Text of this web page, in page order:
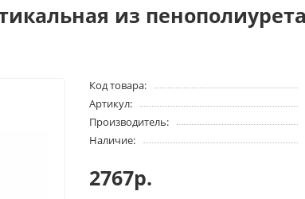
из
Код товара:
Артикул:
Производитель:
Наличие:
2767р.